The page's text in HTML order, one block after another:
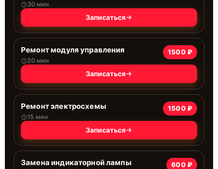
30 мин
Записаться
Ремонт модуля управления
20 мин
1500 ₽
Записаться
Ремонт электросхемы
15 мин
1500 ₽
Записаться
Замена индикаторной лампы 600 ₽